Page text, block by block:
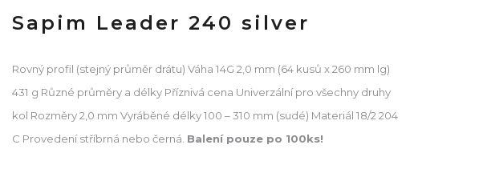
Sapim Leader 240 silver
Rovný profil (stejný průměr drátu) Váha 14G 2,0 mm (64 kusů x 260 mm lg)
431 g Různé průměry a délky Příznivá cena Univerzální pro všechny druhy
kol Rozměry 2,0 mm Vyráběné délky 100 – 310 mm (sudé) Materiál 18/2 204
C Provedení stříbrná nebo černá. Balení pouze po 100ks!